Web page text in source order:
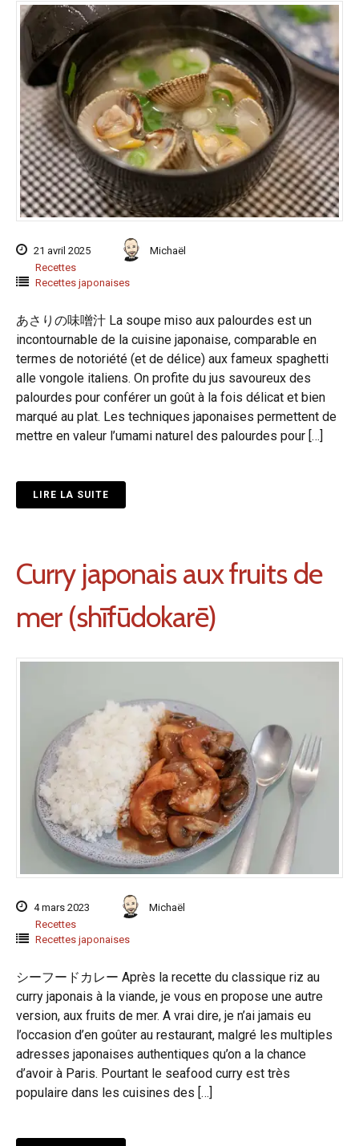
21 avril 2025
Michaël
Recettes
Recettes japonaises
あさりの味噌汁 La soupe miso aux palourdes est un
incontournable de la cuisine japonaise, comparable en
termes de notoriété (et de délice) aux fameux spaghetti
alle vongole italiens. On profite du jus savoureux des
palourdes pour conférer un goût à la fois délicat et bien
marqué au plat. Les techniques japonaises permettent de
mettre en valeur l’umami naturel des palourdes pour […]
LIRE LA SUITE
Curry japonais aux fruits de
mer (shīfūdokarē)
4 mars 2023
Michaël
Recettes
Recettes japonaises
シーフードカレー Après la recette du classique riz au
curry japonais à la viande, je vous en propose une autre
version, aux fruits de mer. A vrai dire, je n’ai jamais eu
l’occasion d’en goûter au restaurant, malgré les multiples
adresses japonaises authentiques qu’on a la chance
d’avoir à Paris. Pourtant le seafood curry est très
populaire dans les cuisines des […]